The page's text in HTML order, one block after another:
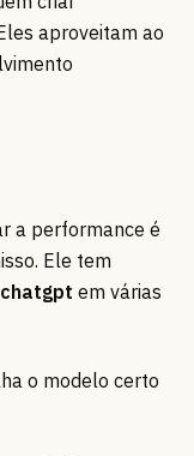
aproveitam ao
a performance é
Ele tem
chatgpt em várias
o modelo certo